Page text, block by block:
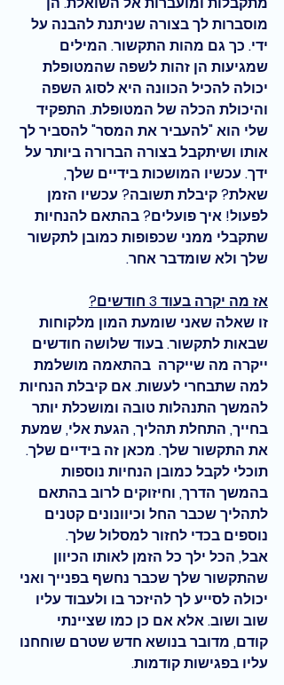
מוסברות לך בצורה שניתנת להבנה על
ידי. כך גם מהות התקשור. המילים
שמגיעות הן זהות לשפה שהמטופלת
יכולה להכיל הכוונה היא לסוג השפה
והיכולת הכלה של המטופלת. התפקיד
שלי הוא "להעביר את המסר" להסביר לך
אותו ושיתקבל בצורה הברורה ביותר על
ידך. עכשיו המושכות בידיים שלך,
שאלת? קיבלת תשובה? עכשיו הזמן
לפעול! איך פועלים? בהתאם להנחיות
שתקבלי ממני שכפופות כמובן לתקשור
שלך ולא שומדבר אחר.
אז מה יקרה בעוד 3 חודשים?
זו שאלה שאני שומעת המון מלקוחות
שבאות לתקשור. בעוד שלושה חודשים
ייקרה מה שייקרה  בהתאמה מושלמת
למה שתבחרי לעשות. אם קיבלת הנחיות
להמשך התנהלות טובה ומושכלת יותר
בחייך, התחלת תהליך, הגעת אלי, שמעת
את התקשור שלך. מכאן זה בידיים שלך.
תוכלי לקבל כמובן הנחיות נוספות
בהמשך הדרך, וחיזוקים לרוב בהתאם
לתהליך שכבר החל וכיוונונים קטנים
נוספים בכדי לחזור למסלול שלך.
אבל, הכל ילך כל הזמן לאותו הכיוון
שהתקשור שלך שכבר נחשף בפנייך ואני
יכולה לסייע לך להיזכר בו ולעבוד עליו
שוב ושוב. אלא אם כן כמו שציינתי
קודם, מדובר בנושא חדש שטרם שוחחנו
עליו בפגישות קודמות.